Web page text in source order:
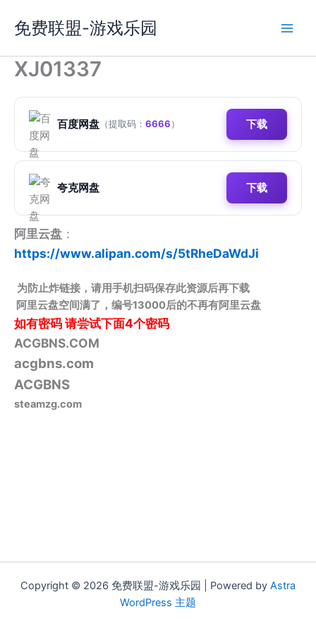
容
免费联盟-游戏乐园
XJ01337
百度网盘 （提取码： 6666） 下载
夸克网盘 下载
阿里云盘 ：
https://www.alipan.com/s/5tRheDaWdJi
为防止炸链接，请用手机扫码保存此资源后再下载
阿里云盘空间满了，编号13000后的不再有阿里云盘
如有密码请尝试下面4个密码
ACGBNS.COM
acgbns.com
ACGBNS
steamzg.com
Copyright © 2026 免费联盟-游戏乐园 | Powered by Astra
WordPress 主题